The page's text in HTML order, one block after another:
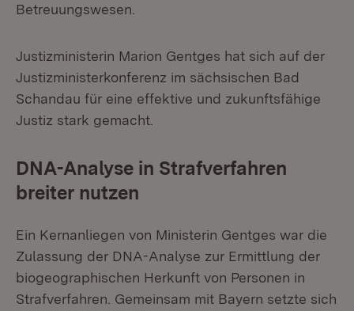
Betreuungswesen.
Justizministerin Marion Gentges hat sich auf der
Justizministerkonferenz im sächsischen Bad
Schandau für eine effektive und zukunftsfähige
Justiz stark gemacht.
DNA-Analyse in Strafverfahren
breiter nutzen
Ein Kernanliegen von Ministerin Gentges war die
Zulassung der DNA-Analyse zur Ermittlung der
biogeographischen Herkunft von Personen in
Strafverfahren. Gemeinsam mit Bayern setzte sich